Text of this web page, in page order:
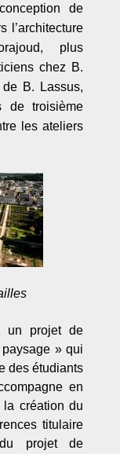
de
l ’architecture
plus
chez B.
de B. Lassus,
de troisième
les ateliers
un projet de
» qui
des étudiants
en
création du
titulaire
projet de